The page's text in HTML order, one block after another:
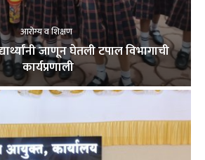
आरोग्य व शिक्षण
जाणून घेतली टपाल विभागाची
कार्यप्रणाली